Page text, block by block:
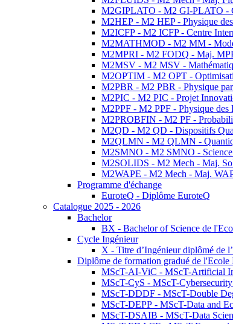
M2GIPLATO - M2 GI-PLATO -
M2HEP - M2 HEP - Physique
M2ICFP - M2 ICFP - Centre
M2MATHMOD - M2 MM -
M2MPRI - M2 FODQ - Maj.
M2MSV - M2 MSV -
M2OPTIM - M2 OPT -
M2PBR - M2 PBR - Physique
M2PIC - M2 PIC - Projet
M2PPF - M2 PPF - Physique des
M2PROBFIN - M2 PF -
M2QD - M2 QD - Dispositifs
M2QLMN - M2 QLMN -
M2SMNO - M2 SMNO - Science
M2SOLIDS - M2 Mech - Maj.
M2WAPE - M2 Mech - Maj.
Programme d'échange
EuroteQ - Diplôme EuroteQ
Catalogue 2025 - 2026
Bachelor
BX - Bachelor of Science de
Cycle Ingénieur
X - Titre d’Ingénieur diplômé de
Diplôme de formation gradué de
MScT-AI-ViC - MScT-Artificial
MScT-CyS - MScT-
MScT-DDDF - MScT-Double
MScT-DEPP - MScT-Data and
MScT-DSAIB - MScT-Data